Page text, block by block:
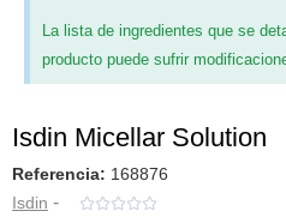
La lista de ingredientes que se
producto puede sufrir
Isdin Micellar Solution
Referencia: 168876
Isdin - 